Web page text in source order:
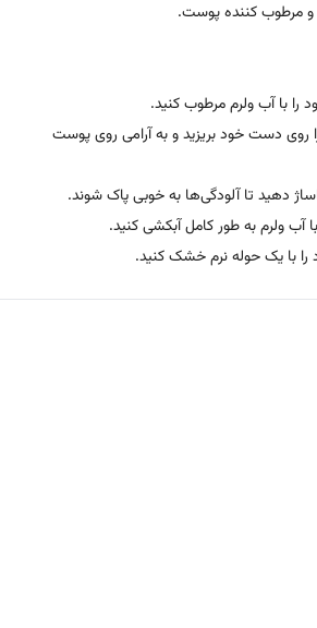
و مرطوب کننده پوست.
با آب ولرم مرطوب کنید.
روی دست خود بریزید و به آرامی روی پوست
ولرم به طور کامل آبکشی کنید.
با یک حوله نرم خشک کنید.